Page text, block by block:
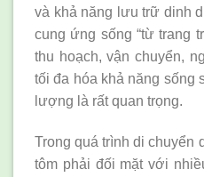
và khả năng lưu trữ dinh
cung ứng sống “từ trang
thu hoạch, vận chuyển,
tối đa hóa khả năng sống
lượng là rất quan trọng.
Trong quá trình di chuyển
tôm phải đối mặt với